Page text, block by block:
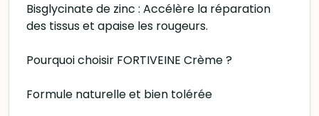
Bisglycinate de zinc : Accélère la réparation
des tissus et apaise les rougeurs.
Pourquoi choisir FORTIVEINE Crème ?
Formule naturelle et bien tolérée